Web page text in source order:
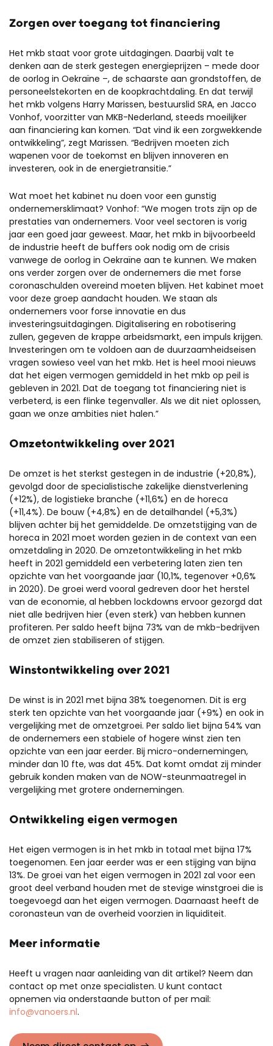
Zorgen over toegang tot financiering
Het mkb staat voor grote uitdagingen. Daarbij valt te
denken aan de sterk gestegen energieprijzen – mede door
de oorlog in Oekraïne –, de schaarste aan grondstoffen, de
personeelstekorten en de koopkrachtdaling. En dat terwijl
het mkb volgens Harry Marissen, bestuurslid SRA, en Jacco
Vonhof, voorzitter van MKB-Nederland, steeds moeilijker
aan financiering kan komen. “Dat vind ik een zorgwekkende
ontwikkeling”, zegt Marissen. “Bedrijven moeten zich
wapenen voor de toekomst en blijven innoveren en
investeren, ook in de energietransitie.”
Wat moet het kabinet nu doen voor een gunstig
ondernemersklimaat? Vonhof: “We mogen trots zijn op de
prestaties van ondernemers. Voor veel sectoren is vorig
jaar een goed jaar geweest. Maar, het mkb in bijvoorbeeld
de industrie heeft de buffers ook nodig om de crisis
vanwege de oorlog in Oekraïne aan te kunnen. We maken
ons verder zorgen over de ondernemers die met forse
coronaschulden overeind moeten blijven. Het kabinet moet
voor deze groep aandacht houden. We staan als
ondernemers voor forse innovatie en dus
investeringsuitdagingen. Digitalisering en robotisering
zullen, gegeven de krappe arbeidsmarkt, een impuls krijgen.
Investeringen om te voldoen aan de duurzaamheidseisen
vragen sowieso veel van het mkb. Het is heel mooi nieuws
dat het eigen vermogen gemiddeld in het mkb op peil is
gebleven in 2021. Dat de toegang tot financiering niet is
verbeterd, is een flinke tegenvaller. Als we dit niet oplossen,
gaan we onze ambities niet halen.”
Omzetontwikkeling over 2021
De omzet is het sterkst gestegen in de industrie (+20,8%),
gevolgd door de specialistische zakelijke dienstverlening
(+12%), de logistieke branche (+11,6%) en de horeca
(+11,4%). De bouw (+4,8%) en de detailhandel (+5,3%)
blijven achter bij het gemiddelde. De omzetstijging van de
horeca in 2021 moet worden gezien in de context van een
omzetdaling in 2020. De omzetontwikkeling in het mkb
heeft in 2021 gemiddeld een verbetering laten zien ten
opzichte van het voorgaande jaar (10,1%, tegenover +0,6%
in 2020). De groei werd vooral gedreven door het herstel
van de economie, al hebben lockdowns ervoor gezorgd dat
niet alle bedrijven hier (even sterk) van hebben kunnen
profiteren. Per saldo heeft bijna 73% van de mkb-bedrijven
de omzet zien stabiliseren of stijgen.
Winstontwikkeling over 2021
De winst is in 2021 met bijna 38% toegenomen. Dit is erg
sterk ten opzichte van het voorgaande jaar (+9%) en ook in
vergelijking met de omzetgroei. Per saldo liet bijna 54% van
de ondernemers een stabiele of hogere winst zien ten
opzichte van een jaar eerder. Bij micro-ondernemingen,
minder dan 10 fte, was dat 45%. Dat komt omdat zij minder
gebruik konden maken van de NOW-steunmaatregel in
vergelijking met grotere ondernemingen.
Ontwikkeling eigen vermogen
Het eigen vermogen is in het mkb in totaal met bijna 17%
toegenomen. Een jaar eerder was er een stijging van bijna
13%. De groei van het eigen vermogen in 2021 zal voor een
groot deel verband houden met de stevige winstgroei die is
toegevoegd aan het eigen vermogen. Daarnaast heeft de
coronasteun van de overheid voorzien in liquiditeit.
Meer informatie
Heeft u vragen naar aanleiding van dit artikel? Neem dan
contact op met onze specialisten. U kunt contact
opnemen via onderstaande button of per mail:
info@vanoers.nl.